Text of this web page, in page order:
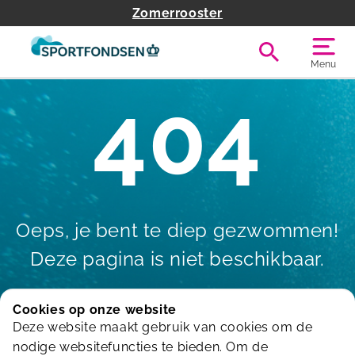
Zomerrooster
Menu
404
Oeps, je bent te diep gezwommen!
Deze pagina is niet beschikbaar.
Terug naar de homepagina
Cookies op onze website
Deze website maakt gebruik van cookies om de
nodige websitefuncties te bieden. Om de